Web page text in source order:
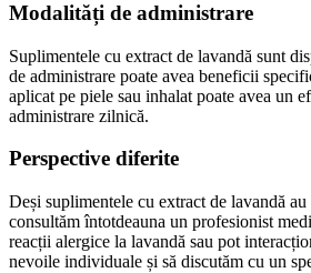
Modalități de administrare
Suplimentele cu extract de lavandă sunt
de administrare poate avea beneficii
aplicat pe piele sau inhalat poate avea un
administrare zilnică.
Perspective diferite
Deși suplimentele cu extract de lavandă
consultăm întotdeauna un profesionist
reacții alergice la lavandă sau pot
nevoile individuale și să discutăm cu un